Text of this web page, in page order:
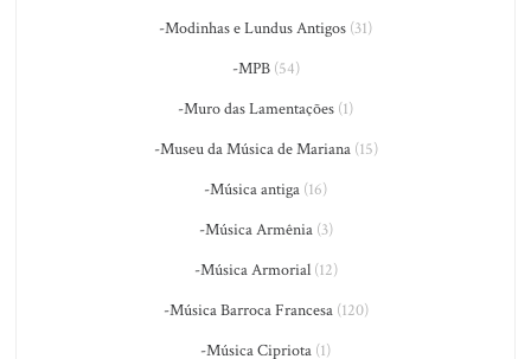
-Modinhas e Lundus Antigos (31)
-MPB(54)
-Muro das Lamentações (1)
-Museu da Música de Mariana(15)
-Música antiga (16)
-Música Armênia(3)
-Música Armorial(12)
-Música Barroca Francesa(120)
-Música Cipriota (1)